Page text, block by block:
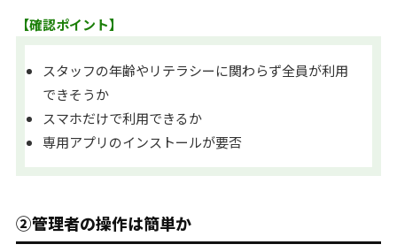
【確認ポイント】
スタッフの年齢やリテラシーに関わらず全員が利用
できそうか
スマホだけで利用できるか
専用アプリのインストールが要否
②管理者の操作は簡単か